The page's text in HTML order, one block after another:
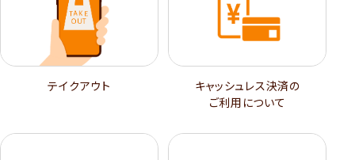
テイクアウト
キャッシュレス決済の
ご利用について